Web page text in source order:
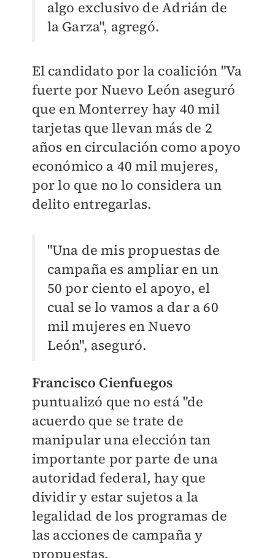
algo exclusivo deAdrián de
la Garza", agregó.
El candidato por la coalición "Va
fuerte por Nuevo León aseguró
que en Monterrey hay 40 mil
tarjetas que llevan más de 2
años en circulación como apoyo
económico a 40 mil mujeres,
por lo que no lo considera un
delito entregarlas.
"Una de mis propuestas de
campaña es ampliar en un
50 por ciento el apoyo, el
cual se lo vamos a dar a 60
mil mujeres en Nuevo
León", aseguró.
Francisco Cienfuegos
puntualizó que no está "de
acuerdo que se trate de
manipular una elección tan
importante por parte de una
autoridad federal, hay que
dividir y estar sujetos a la
legalidad de los programas de
las acciones de campaña y
propuestas.